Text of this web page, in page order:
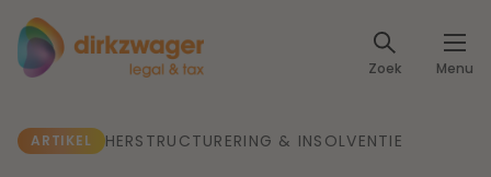
Zoek Menu
Expertises
ARTIKEL HERSTRUCTURERING & INSOLVENTIE